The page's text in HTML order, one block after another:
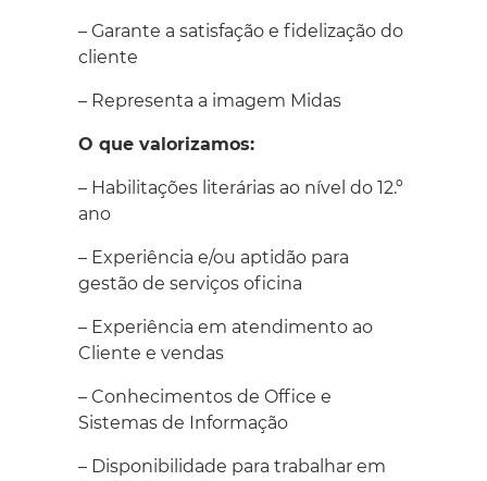
– Garante a satisfação e fidelização do
cliente
– Representa a imagem Midas
O que valorizamos:
– Habilitações literárias ao nível do 12.º
ano
– Experiência e/ou aptidão para
gestão de serviços oficina
– Experiência em atendimento ao
Cliente e vendas
– Conhecimentos de Office e
Sistemas de Informação
– Disponibilidade para trabalhar em